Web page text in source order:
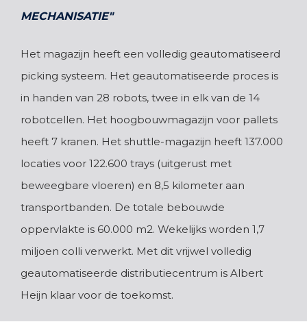
MECHANISATIE"
Het magazijn heeft een volledig geautomatiseerd
picking systeem. Het geautomatiseerde proces is
in handen van 28 robots, twee in elk van de 14
robotcellen. Het hoogbouwmagazijn voor pallets
heeft 7 kranen. Het shuttle-magazijn heeft 137.000
locaties voor 122.600 trays (uitgerust met
beweegbare vloeren) en 8,5 kilometer aan
transportbanden. De totale bebouwde
oppervlakte is 60.000 m2. Wekelijks worden 1,7
miljoen colli verwerkt. Met dit vrijwel volledig
geautomatiseerde distributiecentrum is Albert
Heijn klaar voor de toekomst.